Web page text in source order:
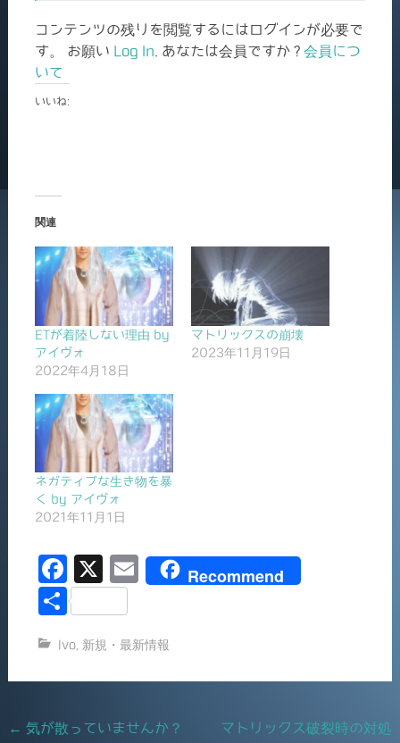
コンテンツの残りを閲覧するにはログインが必要で
す。 お願い Log In . あなたは会員ですか ? 会員につ
いて
いいね:
関連
ETが着陸しない理由 by
アイヴォ
2022年4月18日
マトリックスの崩壊
2023年11月19日
ネガティブな生き物を暴
く by アイヴォ
2021年11月1日
F
a
e
b
X
E
l
Recommend
共
Ivo, 新規・最新情報
Post
← 気が散っていませんか？
マトリックス破裂時の対処